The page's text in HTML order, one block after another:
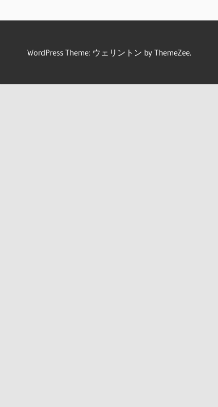
WordPress Theme: ウェリントン by ThemeZee.